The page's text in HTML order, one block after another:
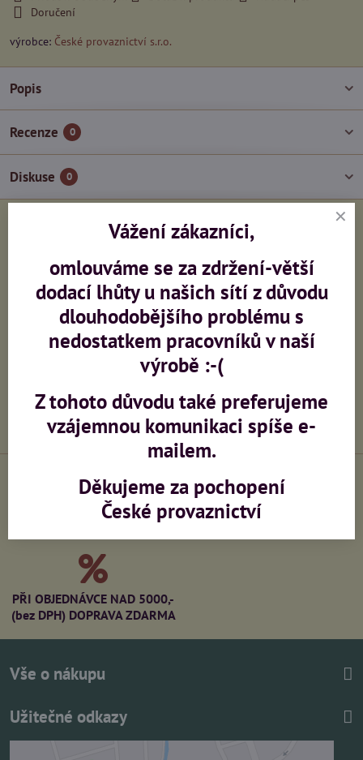
Doručení
výrobce: České provaznictví s.r.o.
Popis
Recenze 0
Diskuse 0
TwitterBlueskyPinterestReddit LinkedIn
Předchozí produkt Následující produkt
Potřebujete poradit?
+420 603 473 958
info​@ceskeprovaznictvi​.cz
Výroba sítí na zakázku
Zaměření, montáž,
PŘI OBJEDNÁVCE NAD 5000,-
(bez DPH) DOPRAVA ZDARMA
Vše o nákupu
Užitečné odkazy
Vážení zákazníci,
omlouváme se za zdržení-větší
dodací lhůty u našich sítí z důvodu
dlouhodobějšího problému s
nedostatkem pracovníků v naší
výrobě :-(
Z tohoto důvodu také preferujeme
vzájemnou komunikaci spíše e-
mailem.
Děkujeme za pochopení
České provaznictví